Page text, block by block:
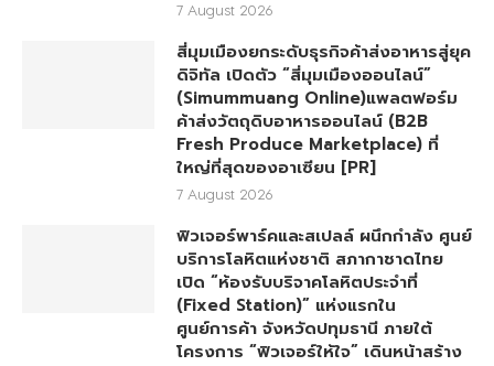
7 August 2026
สี่มุมเมืองยกระดับธุรกิจค้าส่งอาหารสู่ยุค
ดิจิทัล เปิดตัว “สี่มุมเมืองออนไลน์”
(Simummuang Online)แพลตฟอร์ม
ค้าส่งวัตถุดิบอาหารออนไลน์ (B2B
Fresh Produce Marketplace) ที่
ใหญ่ที่สุดของอาเซียน [PR]
7 August 2026
ฟิวเจอร์พาร์คและสเปลล์ ผนึกกำลัง ศูนย์
บริการโลหิตแห่งชาติ สภากาชาดไทย
เปิด “ห้องรับบริจาคโลหิตประจำที่
(Fixed Station)” แห่งแรกใน
ศูนย์การค้า จังหวัดปทุมธานี ภายใต้
โครงการ “ฟิวเจอร์ให้ใจ” เดินหน้าสร้าง